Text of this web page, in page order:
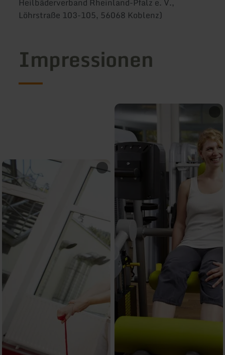
Löhrstraße 103-105, 56068 Koblenz)
Impressionen